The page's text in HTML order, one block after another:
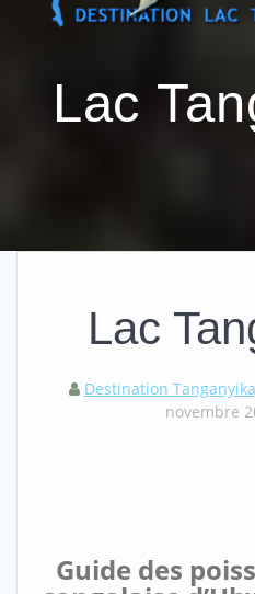
Lac
Lac
Destination Tanganyika
novembre
Guide des